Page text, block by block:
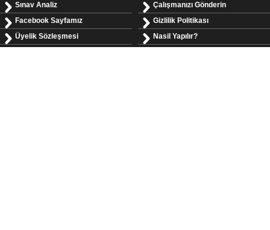
Sınav Analiz
Facebook Sayfamız
Üyelik Sözleşmesi
Çalışmanızı Gönderin
Gizlilik Politikası
Nasil Yapılır?